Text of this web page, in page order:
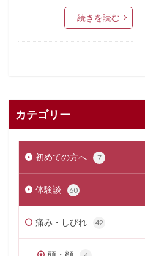
続きを読む
カテゴリー
初めての方へ 7
体験談 60
痛み・しびれ 42